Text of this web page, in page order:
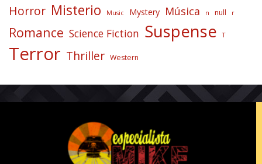
Horror Misterio Music Mystery Música n null r
Romance Science Fiction Suspense T
Terror Thriller Western